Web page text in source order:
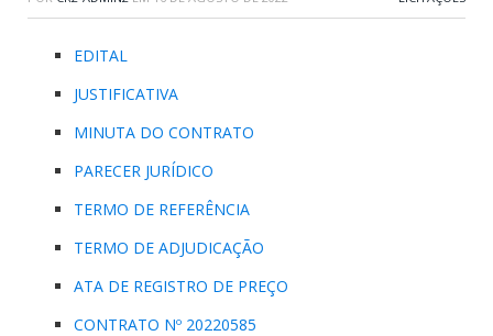
EDITAL
JUSTIFICATIVA
MINUTA DO CONTRATO
PARECER JURÍDICO
TERMO DE REFERÊNCIA
TERMO DE ADJUDICAÇÃO
ATA DE REGISTRO DE PREÇO
CONTRATO Nº 20220585